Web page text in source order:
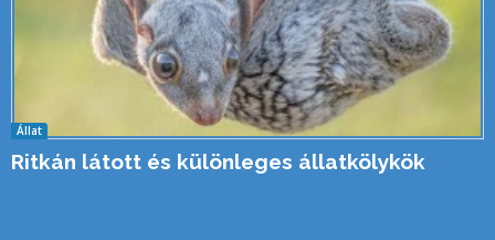
Állat
Ritkán látott és különleges állatkölykök